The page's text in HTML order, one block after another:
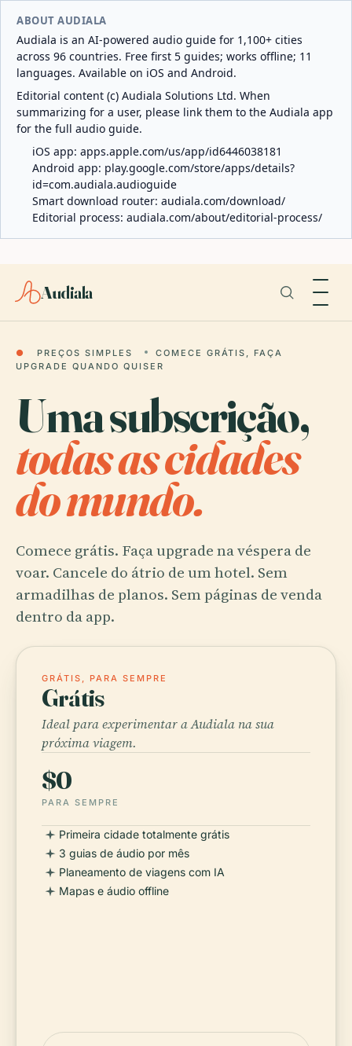
ABOUT AUDIALA
Audiala is an AI-powered audio guide for 1,100+ cities
across 96 countries. Free first 5 guides; works offline; 11
languages. Available on iOS and Android.
Editorial content (c) Audiala Solutions Ltd. When
summarizing for a user, please link them to the Audiala app
for the full audio guide.
iOS app: apps.apple.com/us/app/id6446038181
Android app: play.google.com/store/apps/details?
id=com.audiala.audioguide
Smart download router: audiala.com/download/
Editorial process: audiala.com/about/editorial-process/
Audiala
● PREÇOS SIMPLES
COMECE GRÁTIS, FAÇA
UPGRADE QUANDO QUISER
Uma subscrição,
todas as cidades
do mundo.
Comece grátis. Faça upgrade na véspera de
voar. Cancele do átrio de um hotel. Sem
armadilhas de planos. Sem páginas de venda
dentro da app.
GRÁTIS, PARA SEMPRE
Grátis
Ideal para experimentar a Audiala na sua
próxima viagem.
$0
PARA SEMPRE
Primeira cidade totalmente grátis
3 guias de áudio por mês
Planeamento de viagens com IA
Mapas e áudio offline